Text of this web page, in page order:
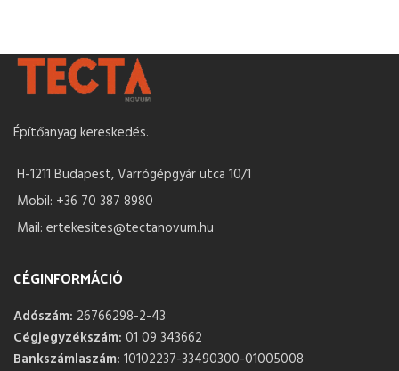
Építőanyag kereskedés.
H-1211 Budapest, Varrógépgyár utca 10/1
Mobil: +36 70 387 8980
Mail: ertekesites@tectanovum.hu
CÉGINFORMÁCIÓ
Adószám: 26766298-2-43
Cégjegyzékszám: 01 09 343662
Bankszámlaszám: 10102237-33490300-01005008